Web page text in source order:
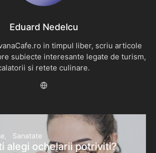
Eduard Nedelcu
in timpul liber, scriu articole
subiecte interesante legate de turism,
si retete culinare.
Sanatate
alegi ochelarii potriviti?